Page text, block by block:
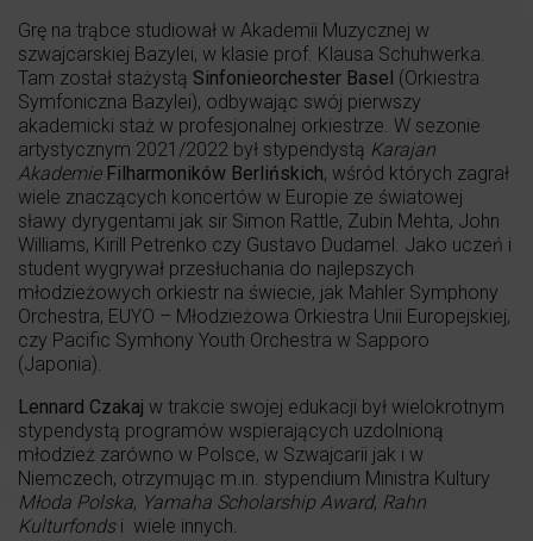
Grę na trąbce studiował w Akademii Muzycznej w
szwajcarskiej Bazylei, w klasie prof. Klausa Schuhwerka.
Tam został stażystą Sinfonieorchester Basel (Orkiestra
Symfoniczna Bazylei), odbywając swój pierwszy
akademicki staż w profesjonalnej orkiestrze. W sezonie
artystycznym 2021/2022 był stypendystą Karajan
Akademie Filharmoników Berlińskich, wśród których zagrał
wiele znaczących koncertów w Europie ze światowej
sławy dyrygentami jak sir Simon Rattle, Zubin Mehta, John
Williams, Kirill Petrenko czy Gustavo Dudamel. Jako uczeń i
student wygrywał przesłuchania do najlepszych
młodzieżowych orkiestr na świecie, jak Mahler Symphony
Orchestra, EUYO – Młodzieżowa Orkiestra Unii Europejskiej,
czy Pacific Symhony Youth Orchestra w Sapporo
(Japonia).
Lennard Czakaj w trakcie swojej edukacji był wielokrotnym
stypendystą programów wspierających uzdolnioną
młodzież zarówno w Polsce, w Szwajcarii jak i w
Niemczech, otrzymując m.in. stypendium Ministra Kultury
Młoda Polska, Yamaha Scholarship Award, Rahn
Kulturfondsi wiele innych.